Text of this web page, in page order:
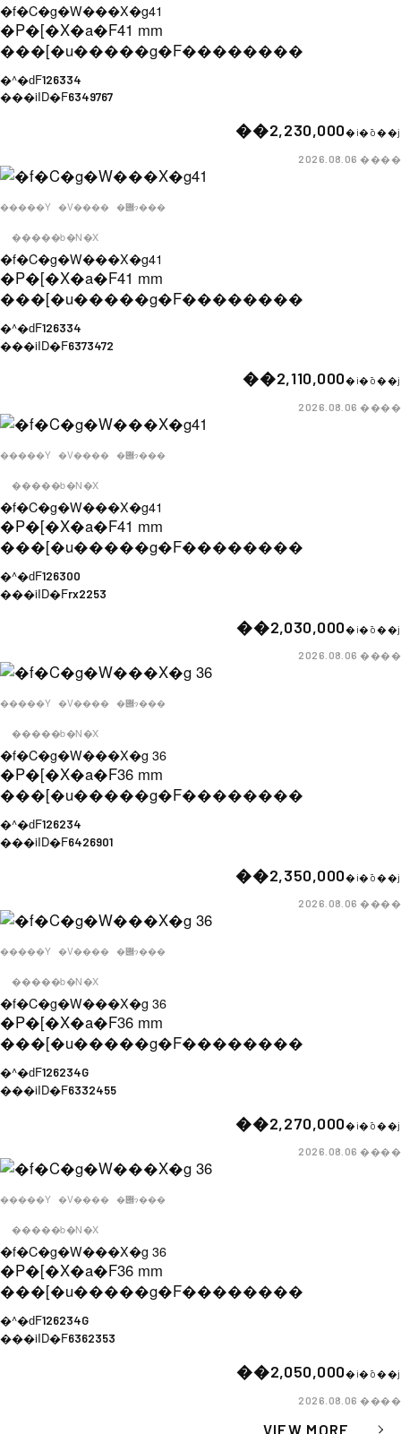
�f�C�g�W���X�g41
�P�[�X�a�F41 mm
���[�u�����g�F��������
�^�ԁF126334
���iID�F6349767
��2,230,000�i�ō��j
2026.08.06����
�����Y �V���� �݌ɂ���
�����b�N�X
�f�C�g�W���X�g41
�P�[�X�a�F41 mm
���[�u�����g�F��������
�^�ԁF126334
���iID�F6373472
��2,110,000�i�ō��j
2026.08.06����
�����Y �V���� �݌ɂ���
�����b�N�X
�f�C�g�W���X�g41
�P�[�X�a�F41 mm
���[�u�����g�F��������
�^�ԁF126300
���iID�Frx2253
��2,030,000�i�ō��j
2026.08.06����
�����Y �V���� �݌ɂ���
�����b�N�X
�f�C�g�W���X�g 36
�P�[�X�a�F36 mm
���[�u�����g�F��������
�^�ԁF126234
���iID�F6426901
��2,350,000�i�ō��j
2026.08.06����
�����Y �V���� �݌ɂ���
�����b�N�X
�f�C�g�W���X�g 36
�P�[�X�a�F36 mm
���[�u�����g�F��������
�^�ԁF126234G
���iID�F6332455
��2,270,000�i�ō��j
2026.08.06����
�����Y �V���� �݌ɂ���
�����b�N�X
�f�C�g�W���X�g 36
�P�[�X�a�F36 mm
���[�u�����g�F��������
�^�ԁF126234G
���iID�F6362353
��2,050,000�i�ō��j
2026.08.06����
VIEW MORE